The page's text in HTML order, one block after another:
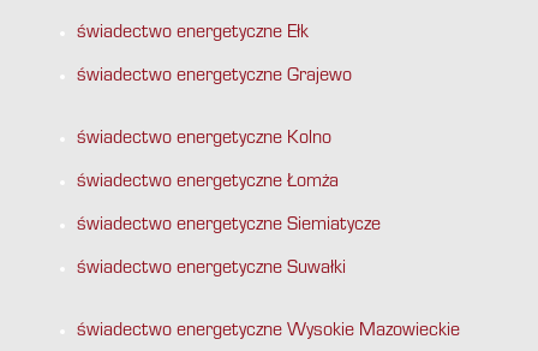
świadectwo energetyczne Ełk
świadectwo energetyczne Grajewo
świadectwo energetyczne Kolno
świadectwo energetyczne Łomża
świadectwo energetyczne Siemiatycze
świadectwo energetyczne Suwałki
świadectwo energetyczne Wysokie Mazowieckie